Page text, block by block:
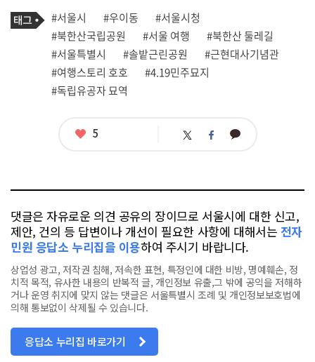
기
사
관
련
태
그
태
그
#서울시 #우이동
#서울시청
#북한산국립공원
#서울 여행
#북한산 둘레길
#서울특별시
#솔밭근린공원
#근현대사기념관
#여행스토리 호호
#4.19민주묘지
#독립유공자 묘역
좋
5 트 페 카
댓글은 자유로운 의견 공유의 장이므로 서울시에 대한 신고,
제안, 건의 등 답변이나 개선이 필요한 사항에 대해서는 전자
민원 응답소 누리집을 이용하여 주시기 바랍니다.
상업성 광고, 저작권 침해, 저속한 표현, 특정인에 대한 비방, 명예훼손, 정
치적 목적, 유사한 내용의 반복적 글, 개인정보 유출,그 밖에 공익을 저해하
거나 운영 취지에 맞지 않는 댓글은 서울특별시 조례 및 개인정보보호법에
의해 통보없이 삭제될 수 있습니다.
응답소 누리집 바로가기